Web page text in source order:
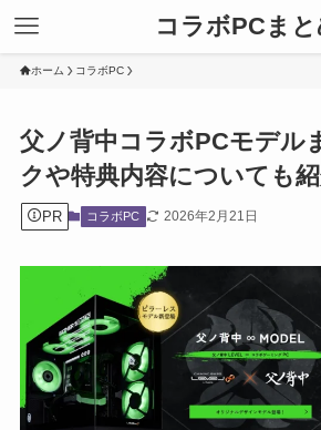
コラボPCま
ホーム コラボPC
父ノ背中コラボPCモデル
クや特典内容についても紹
PR コラボPC 2026年2月21日